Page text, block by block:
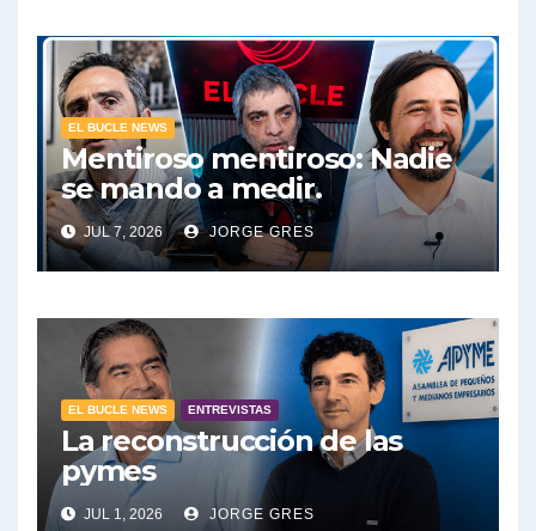
EL BUCLE NEWS
Mentiroso mentiroso: Nadie
se mando a medir.
JUL 7, 2026 JORGE GRES
EL BUCLE NEWS ENTREVISTAS
La reconstrucción de las
pymes
JUL 1, 2026 JORGE GRES